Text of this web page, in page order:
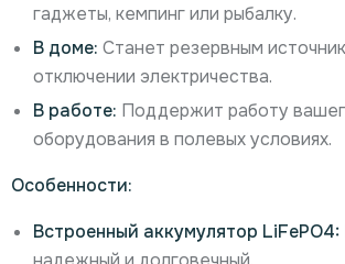
гаджеты, кемпинг или рыбалку.
В доме: Станет резервным
отключении электричества.
В работе: Поддержит работу
оборудования в полевых условиях.
Особенности:
Встроенный аккумулятор LiFePO4: